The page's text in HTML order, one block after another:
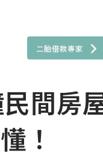
二胎借款專家
間房
！